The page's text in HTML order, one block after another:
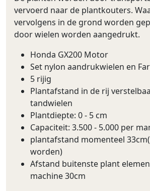
vervoerd naar de plantkouters.
vervolgens in de grond worden
door wielen worden aangedrukt.
Honda GX200 Motor
Set nylon aandrukwielen en
5 rijig
Plantafstand in de rij
tandwielen
Plantdiepte: 0 - 5 cm
Capaciteit: 3.500 - 5.000 per
plantafstand momenteel
worden)
Afstand buitenste plant
machine 30cm